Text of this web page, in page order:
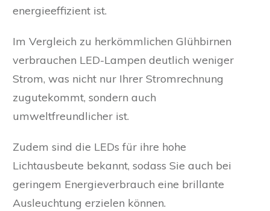
energieeffizient ist.
Im Vergleich zu herkömmlichen Glühbirnen
verbrauchen LED-Lampen deutlich weniger
Strom, was nicht nur Ihrer Stromrechnung
zugutekommt, sondern auch
umweltfreundlicher ist.
Zudem sind die LEDs für ihre hohe
Lichtausbeute bekannt, sodass Sie auch bei
geringem Energieverbrauch eine brillante
Ausleuchtung erzielen können.